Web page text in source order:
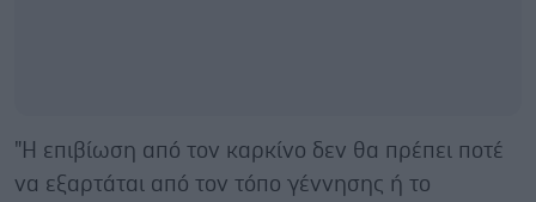
"Η επιβίωση από τον καρκίνο δεν θα πρέπει ποτέ
να εξαρτάται από τον τόπο γέννησης ή το